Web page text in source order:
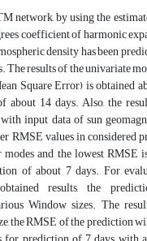
network, by using the
coefficient of harmonic
density has been
The results of the univariate
Square Error) is obtained
14 days. Also, the
input data of sun
RMSE values in considered
and the lowest RMSE
of about 7 days. For
results, the
Window sizes. The
the RMSE of the prediction